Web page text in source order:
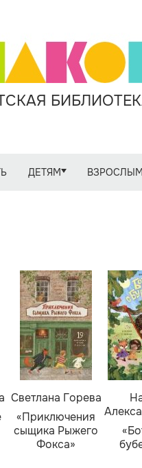
ДЕТЯМ
Светлана Горева
«Приключения
сыщика Рыжего
Фокса»